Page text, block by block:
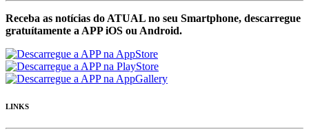
Receba as notícias do ATUAL no seu Smartphone, descarregue
gratuítamente a APP iOS ou Android.
LINKS